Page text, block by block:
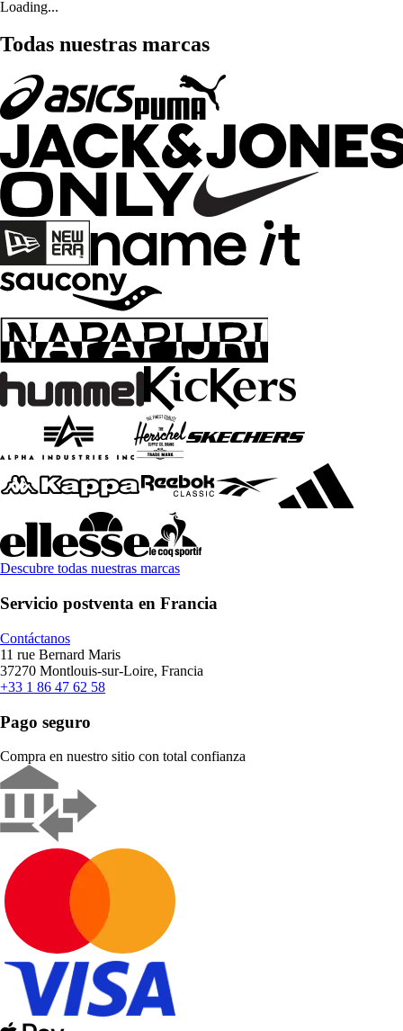
Loading...
Todas nuestras marcas
Descubre todas nuestras marcas
Servicio postventa en Francia
Contáctanos
11 rue Bernard Maris
37270 Montlouis-sur-Loire, Francia
+33 1 86 47 62 58
Pago seguro
Compra en nuestro sitio con total confianza